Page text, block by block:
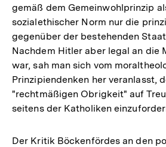
der
Fußnote
gemäß dem Gemeinwohlprinzip
sozialethischer Norm nur die
gegenüber der bestehenden
Nachdem Hitler aber legal an die
war, sah man sich vom
Prinzipiendenken her veranlasst,
"rechtmäßigen Obrigkeit" auf
seitens der Katholiken
Der Kritik Böckenfördes an den